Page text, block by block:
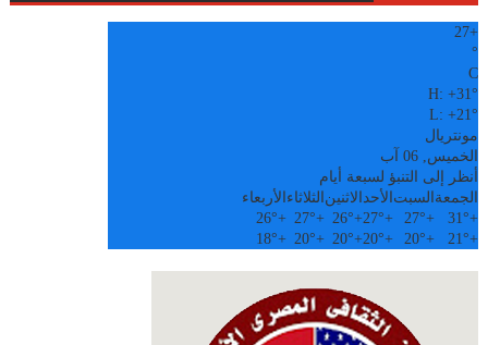
+
27
°
C
H:+31°
L:+21°
مونتريال
الخميس, 06 آب
أنظر إلى التنبؤ لسبعة أيام
الجمعة السبت الأحدالاثنين الثلاثاء الأربعاء
+
31°
+
27°
+
27°
+
26°
+
27°
+
26°
+
21°
+
20°
+
20°
+
20°
+
20°
+
18°